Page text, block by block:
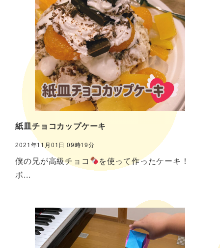
紙皿チョコカップケーキ
2021年11月01日 09時19分
僕の兄が高級チョコ
を使って作ったケーキ！
ボ...